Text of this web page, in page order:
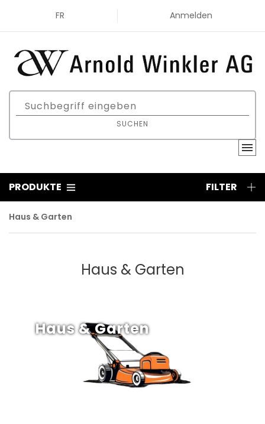
FR Anmelden
SUCHEN
PRODUKTE FILTER
Haus & Garten
Haus & Garten
Haus & Garten